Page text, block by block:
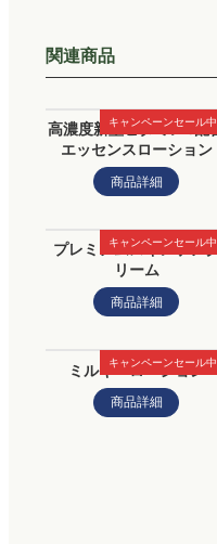
関連商品
キャンペーンセール中
高濃度新型ビタミンC配合
エッセンスローション
商品詳細
キャンペーンセール中
プレミアムスキンケアク
リーム
商品詳細
キャンペーンセール中
ミルキーローション
商品詳細